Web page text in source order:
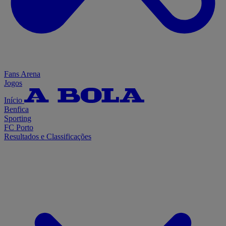
Fans Arena
Jogos
Início
Benfica
Sporting
FC Porto
Resultados e Classificações